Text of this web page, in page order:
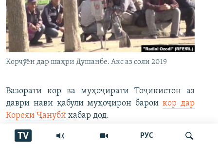
РУС
TV
Корҷӯён дар шаҳри Душанбе. Акс аз соли 2019
Вазорати кор ва муҳоҷирати Тоҷикистон аз
даври нави қабули муҳоҷирон бароикор дар
Кореяи Ҷанубӣ хабар дод.